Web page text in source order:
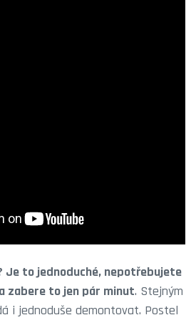
Je to jednoduché, nepotřebujete
zabere to jen pár minut. Stejným
i jednoduše demontovat. Postel